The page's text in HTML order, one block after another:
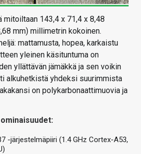
143,4 x 71,4 x 8,48
mm) millimetrin kokoinen.
mattamusta, hopea, karkaistu
yleinen käsituntuma on
yllättävän jämäkkä ja sen voikin
alkuhetkistä yhdeksi suurimmista
on polykarbonaattimuovia ja
-järjestelmäpiiri (1.4 GHz Cortex-A53,